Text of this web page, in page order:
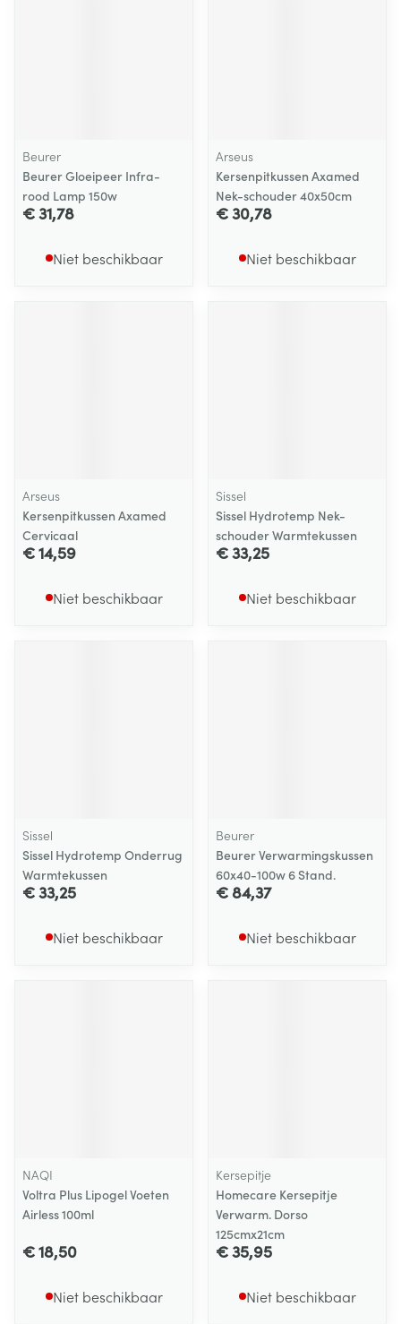
Beurer
Beurer Gloeipeer Infra-
rood Lamp 150w
€ 31,78
Niet beschikbaar
Arseus
Kersenpitkussen Axamed
Nek-schouder 40x50cm
€ 30,78
Niet beschikbaar
Arseus
Kersenpitkussen Axamed
Cervicaal
€ 14,59
Niet beschikbaar
Sissel
Sissel Hydrotemp Nek-
schouder Warmtekussen
€ 33,25
Niet beschikbaar
Sissel
Sissel Hydrotemp Onderrug
Warmtekussen
€ 33,25
Niet beschikbaar
Beurer
Beurer Verwarmingskussen
60x40-100w 6 Stand.
€ 84,37
Niet beschikbaar
NAQI
Voltra Plus Lipogel Voeten
Airless 100ml
€ 18,50
Niet beschikbaar
Kersepitje
Homecare Kersepitje
Verwarm. Dorso
125cmx21cm
€ 35,95
Niet beschikbaar